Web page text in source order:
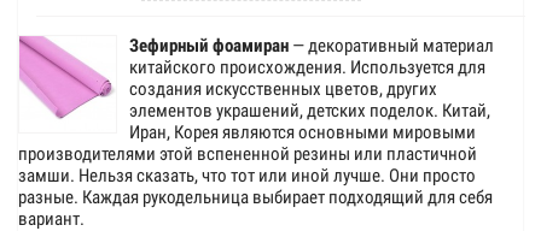
Зефирный фоамиран — декоративный материал
китайского происхождения. Используется для
создания искусственных цветов, других
элементов украшений, детских поделок. Китай,
Иран, Корея являются основными мировыми
производителями этой вспененной резины или пластичной
замши. Нельзя сказать, что тот или иной лучше. Они просто
разные. Каждая рукодельница выбирает подходящий для себя
вариант.